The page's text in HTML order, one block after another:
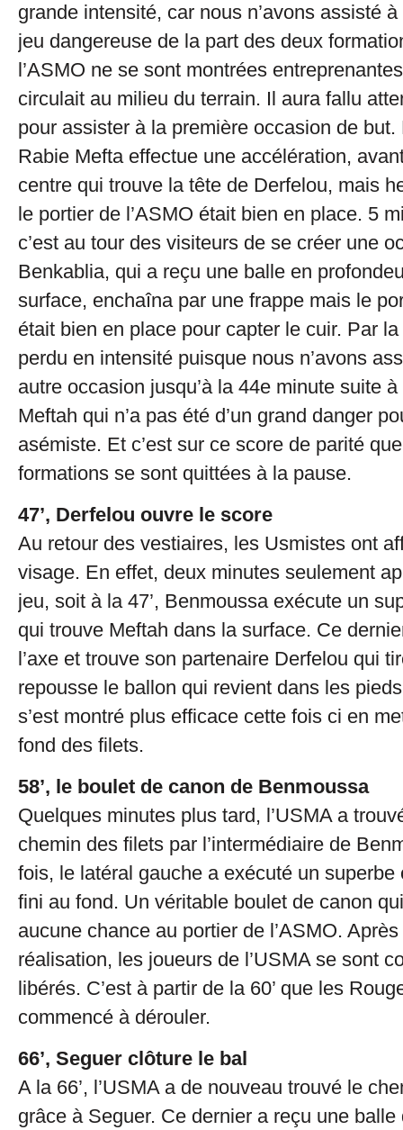
grande intensité, car nous n’avons assisté
jeu dangereuse de la part des deux
l’ASMO ne se sont montrées
circulait au milieu du terrain. Il aura fallu
pour assister à la première occasion de but.
Rabie Mefta effectue une accélération,
centre qui trouve la tête de Derfelou, mais
le portier de l’ASMO était bien en place. 5
c’est au tour des visiteurs de se créer une
Benkablia, qui a reçu une balle en
surface, enchaîna par une frappe mais le
était bien en place pour capter le cuir. Par
perdu en intensité puisque nous n’avons
autre occasion jusqu’à la 44e minute suite
Meftah qui n’a pas été d’un grand danger
asémiste. Et c’est sur ce score de parité
formations se sont quittées à la pause.
47’, Derfelou ouvre le score
Au retour des vestiaires, les Usmistes ont
visage. En effet, deux minutes seulement
jeu, soit à la 47’, Benmoussa exécute un
qui trouve Meftah dans la surface. Ce
l’axe et trouve son partenaire Derfelou qui
repousse le ballon qui revient dans les
s’est montré plus efficace cette fois ci en
fond des filets.
58’, le boulet de canon de Benmoussa
Quelques minutes plus tard, l’USMA a
chemin des filets par l’intermédiaire de
fois, le latéral gauche a exécuté un superbe
fini au fond. Un véritable boulet de canon
aucune chance au portier de l’ASMO.
réalisation, les joueurs de l’USMA se sont
libérés. C’est à partir de la 60’ que les
commencé à dérouler.
66’, Seguer clôture le bal
A la 66’, l’USMA a de nouveau trouvé le
grâce à Seguer. Ce dernier a reçu une